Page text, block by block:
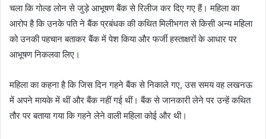
चला कि गोल्ड लोन से जुड़े आभूषण बैंक से रिलीज कर दिए गए हैं। महिला का
आरोप है कि उनके पति ने बैंक प्रबंधक की कथित मिलीभगत से किसी अन्य महिला
को उनकी पहचान बताकर बैंक में पेश किया और फर्जी हस्ताक्षरों के आधार पर
आभूषण निकलवा लिए।
महिला का कहना है कि जिस दिन गहने बैंक से निकाले गए, उस समय वह लखनऊ
में अपने मायके में थीं और बैंक नहीं गई थीं। बैंक से जानकारी लेने पर उन्हें कथित
तौर पर बताया गया कि गहने लेने वाली महिला कोई और थी।